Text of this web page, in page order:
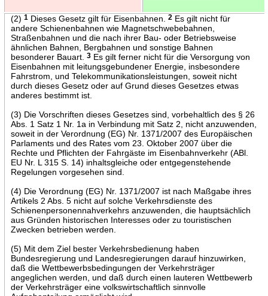
(2) 1Dieses Gesetz gilt für Eisenbahnen. 2Es gilt nicht für
andere Schienenbahnen wie Magnetschwebebahnen,
Straßenbahnen und die nach ihrer Bau- oder Betriebsweise
ähnlichen Bahnen, Bergbahnen und sonstige Bahnen
besonderer Bauart.
3Es gilt ferner nicht für die Versorgung von
Eisenbahnen mit leitungsgebundener Energie, insbesondere
Fahrstrom, und Telekommunikationsleistungen, soweit nicht
durch dieses Gesetz oder auf Grund dieses Gesetzes etwas
anderes bestimmt ist.
(3) Die Vorschriften dieses Gesetzes sind, vorbehaltlich des § 26
Abs. 1 Satz 1 Nr. 1a in Verbindung mit Satz 2, nicht anzuwenden,
soweit in der Verordnung (EG) Nr. 1371/2007 des Europäischen
Parlaments und des Rates vom 23. Oktober 2007 über die
Rechte und Pflichten der Fahrgäste im Eisenbahnverkehr (ABl.
EU Nr. L 315 S. 14) inhaltsgleiche oder entgegenstehende
Regelungen vorgesehen sind.
(4) Die Verordnung (EG) Nr. 1371/2007 ist nach Maßgabe ihres
Artikels 2 Abs. 5 nicht auf solche Verkehrsdienste des
Schienenpersonennahverkehrs anzuwenden, die hauptsächlich
aus Gründen historischen Interesses oder zu touristischen
Zwecken betrieben werden.
(5) Mit dem Ziel bester Verkehrsbedienung haben
Bundesregierung und Landesregierungen darauf hinzuwirken,
daß die Wettbewerbsbedingungen der Verkehrsträger
angeglichen werden, und daß durch einen lauteren Wettbewerb
der Verkehrsträger eine volkswirtschaftlich sinnvolle